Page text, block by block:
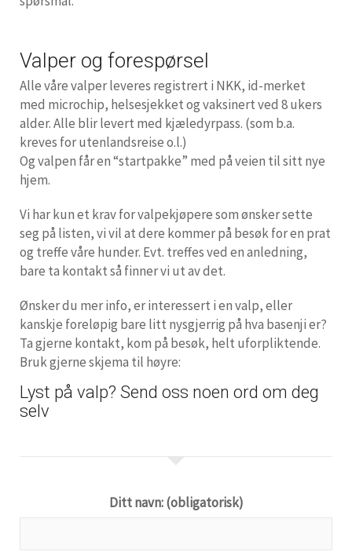
Valper og forespørsel
Alle våre valper leveres registrert i NKK, id-merket
med microchip, helsesjekket og vaksinert ved 8 ukers
alder. Alle blir levert med kjæledyrpass. (som b.a.
kreves for utenlandsreise o.l.)
Og valpen får en “startpakke” med på veien til sitt nye
hjem.
Vi har kun et krav for valpekjøpere som ønsker sette
seg på listen, vi vil at dere kommer på besøk for en prat
og treffe våre hunder. Evt. treffes ved en anledning,
bare ta kontakt så finner vi ut av det.
Ønsker du mer info, er interessert i en valp, eller
kanskje foreløpig bare litt nysgjerrig på hva basenji er?
Ta gjerne kontakt, kom på besøk, helt uforpliktende.
Bruk gjerne skjema til høyre:
Lyst på valp? Send oss noen ord om deg
selv
Ditt navn: (obligatorisk)